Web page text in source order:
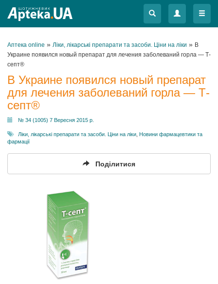
Меню
Меню
Аптека online » Ліки, лікарські препарати та засоби. Ціни на ліки » В
Украине появился новый препарат для лечения заболеваний горла — Т-
септ®
В Украине появился новый препарат
для лечения заболеваний горла — Т-
септ®
№ 34 (1005) 7 Вересня 2015 р.
Ліки, лікарські препарати та засоби. Ціни на ліки Новини фармацевтики та
фармації
Поділитися